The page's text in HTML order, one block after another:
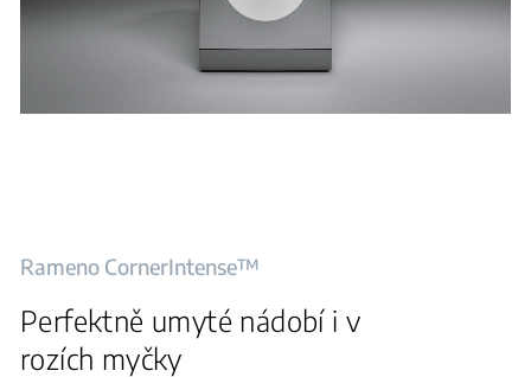
Rameno CornerIntense™
Perfektně umyté nádobí i v
rozích myčky